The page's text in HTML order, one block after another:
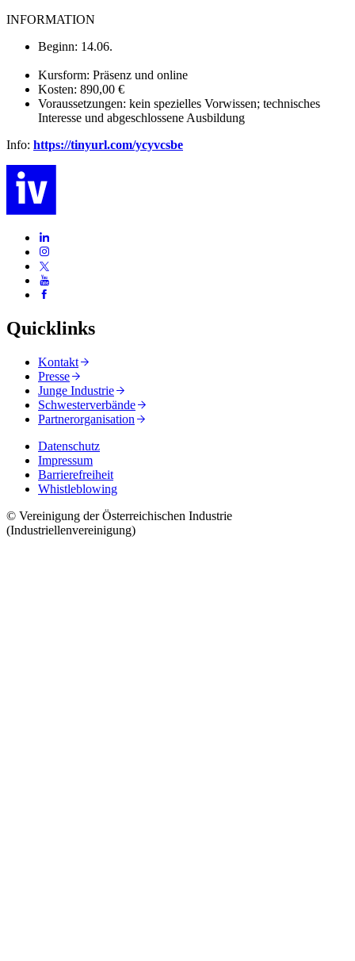
INFORMATION
Beginn: 14.06.
Kursform: Präsenz und online
Kosten: 890,00 €
Voraussetzungen: kein spezielles Vorwissen; technisches
Interesse und abgeschlossene Ausbildung
Info: https://tinyurl.com/ycyvcsbe
Quicklinks
Kontakt
Presse
Junge Industrie
Schwesterverbände
Partnerorganisation
Datenschutz
Impressum
Barrierefreiheit
Whistleblowing
© Vereinigung der Österreichischen Industrie
(Industriellenvereinigung)